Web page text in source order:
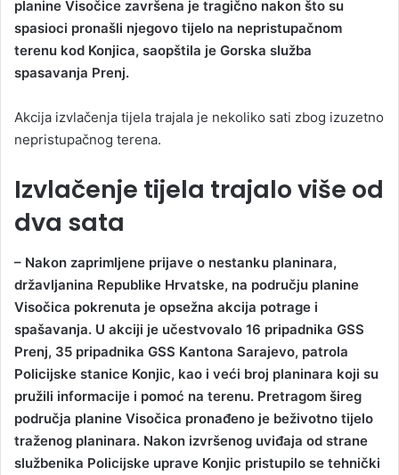
planine Visočice završena je tragično nakon što su
spasioci pronašli njegovo tijelo na nepristupačnom
terenu kod Konjica, saopštila je Gorska služba
spasavanja Prenj.
Akcija izvlačenja tijela trajala je nekoliko sati zbog izuzetno
nepristupačnog terena.
Izvlačenje tijela trajalo više od
dva sata
– Nakon zaprimljene prijave o nestanku planinara,
državljanina Republike Hrvatske, na području planine
Visočica pokrenuta je opsežna akcija potrage i
spašavanja. U akciji je učestvovalo 16 pripadnika GSS
Prenj, 35 pripadnika GSS Kantona Sarajevo, patrola
Policijske stanice Konjic, kao i veći broj planinara koji su
pružili informacije i pomoć na terenu. Pretragom šireg
područja planine Visočica pronađeno je beživotno tijelo
traženog planinara. Nakon izvršenog uviđaja od strane
službenika Policijske uprave Konjic pristupilo se tehnički